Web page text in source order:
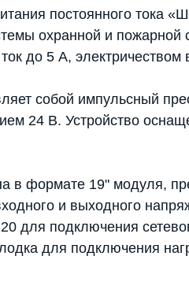
постоянного тока
охранной и
до 5 А,
собой импульсный
24 В. Устройство
в формате 19" модуля,
и выходного
для подключения
для подключения